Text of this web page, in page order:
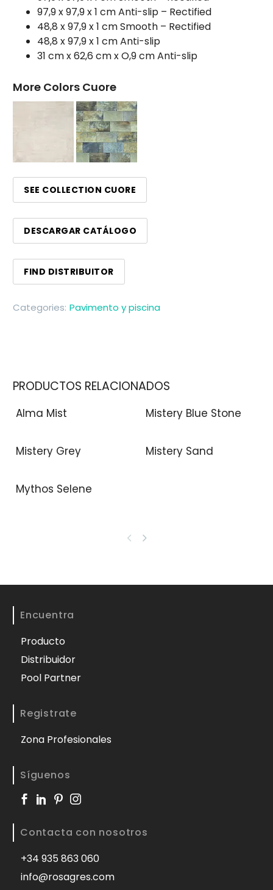
97,9 x 97,9 x 1 cm Anti-slip – Rectified
48,8 x 97,9 x 1 cm Smooth – Rectified
48,8 x 97,9 x 1 cm Anti-slip
31 cm x 62,6 cm x O,9 cm Anti-slip
More Colors Cuore
SEE COLLECTION CUORE
DESCARGAR CATÁLOGO
FIND DISTRIBUITOR
Categories: Pavimento y piscina
PRODUCTOS RELACIONADOS
Alma Mist Mistery Blue Stone
Mistery Grey Mistery Sand
Mythos Selene
Encuentra
Producto
Distribuidor
Pool Partner
Registrate
Zona Profesionales
Síguenos
Contacta con nosotros
+34 935 863 060
info@rosagres.com